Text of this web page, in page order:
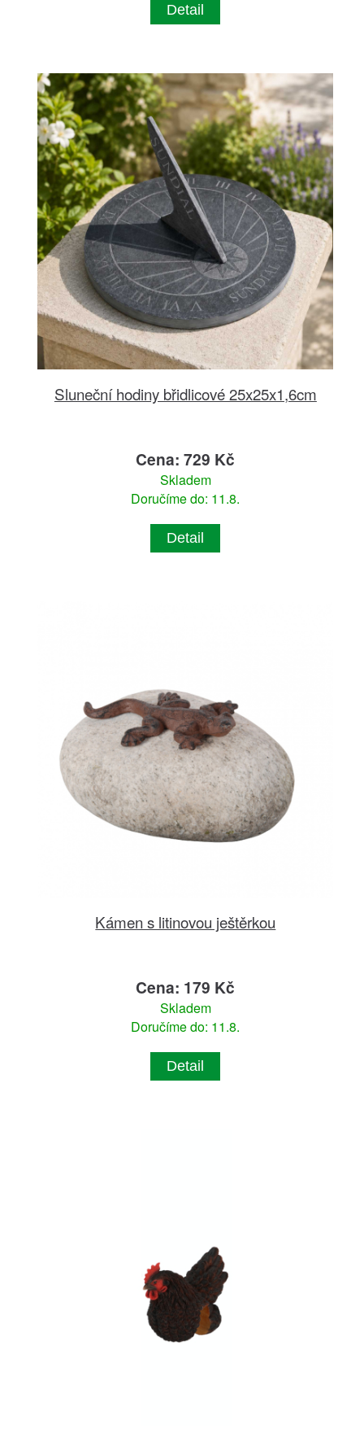
Detail
Sluneční hodiny břidlicové 25x25x1,6cm
Cena: 729 Kč
Skladem
Doručíme do: 11.8.
Detail
Kámen s litinovou ještěrkou
Cena: 179 Kč
Skladem
Doručíme do: 11.8.
Detail